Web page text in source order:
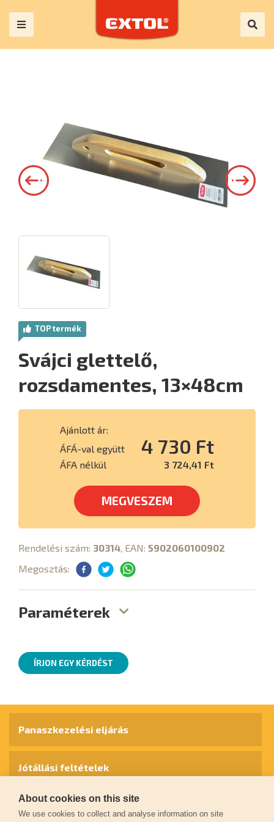
TOP termék
Svájci glettelő,
rozsdamentes, 13×48cm
Ajánlott ár:
ÁFÁ-val együtt
4 730 Ft
ÁFA nélkül 3 724,41 Ft
MEGVESZEM
Rendelési szám: 30314 , EAN: 5902060100902
Megosztás:
Paraméterek
ÍRJON EGY KÉRDÉST
Panaszkezelési eljárás
Jótállási feltételek
Személyes adatok védelme
About cookies on this site
We use cookies to collect and analyse information on site